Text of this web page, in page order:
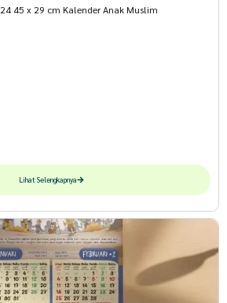
45 x 29 cm Kalender Anak Muslim
Lihat Selengkapnya